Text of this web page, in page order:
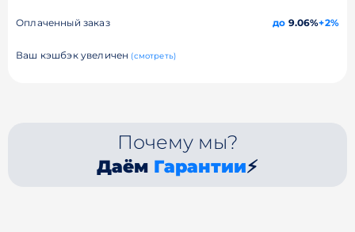
Оплаченный заказ до 9.06%+2%
Ваш кэшбэк увеличен (смотреть)
Почему мы?
Даём Гарантии⚡